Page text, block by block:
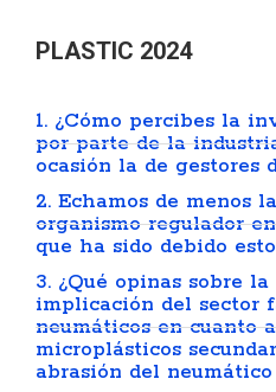
PLASTIC 2024
1. ¿Cómo percibes la
por parte de la
ocasión la de gestores
2. Echamos de menos
organismo regulador
que ha sido debido
3. ¿Qué opinas sobre
implicación del sector
neumáticos en cuanto
microplásticos
abrasión del